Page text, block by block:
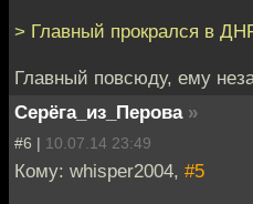
> Главный прокрался в
Главный повсюду, ему
Серёга_из_Перова »
#6 | 10.07.14 23:49
Кому: whisper2004, #5